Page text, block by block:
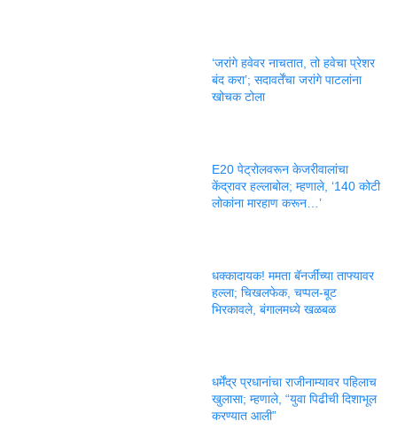
‘जरांगे हवेवर नाचतात, तो हवेचा प्रेशर
बंद करा’; सदावर्तेंचा जरांगे पाटलांना
खोचक टोला
E20 पेट्रोलवरून केजरीवालांचा
केंद्रावर हल्लाबोल; म्हणाले, ‘140 कोटी
लोकांना मारहाण करून…’
धक्कादायक! ममता बॅनर्जींच्या ताफ्यावर
हल्ला; चिखलफेक, चप्पल-बूट
भिरकावले, बंगालमध्ये खळबळ
धर्मेंद्र प्रधानांचा राजीनाम्यावर पहिलाच
खुलासा; म्हणाले, “युवा पिढीची दिशाभूल
करण्यात आली”